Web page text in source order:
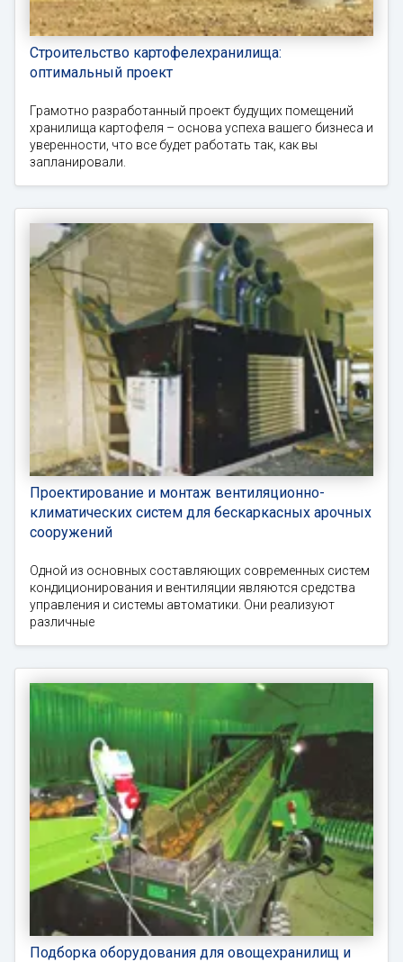
Строительство картофелехранилища:
оптимальный проект
Грамотно разработанный проект будущих помещений
хранилища картофеля – основа успеха вашего бизнеса и
уверенности, что все будет работать так, как вы
запланировали.
Проектирование и монтаж вентиляционно-
климатических систем для бескаркасных арочных
сооружений
Одной из основных составляющих современных систем
кондиционирования и вентиляции являются средства
управления и системы автоматики. Они реализуют
различные
Подборка оборудования для овощехранилищ и